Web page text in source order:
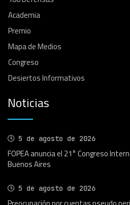
Academia
Premio
Mapa de Medios
Congreso
Desiertos Informativos
Noticias
5 de agosto de 2026
FOPEA anuncia el 21° Congreso
Buenos Aires
5 de agosto de 2026